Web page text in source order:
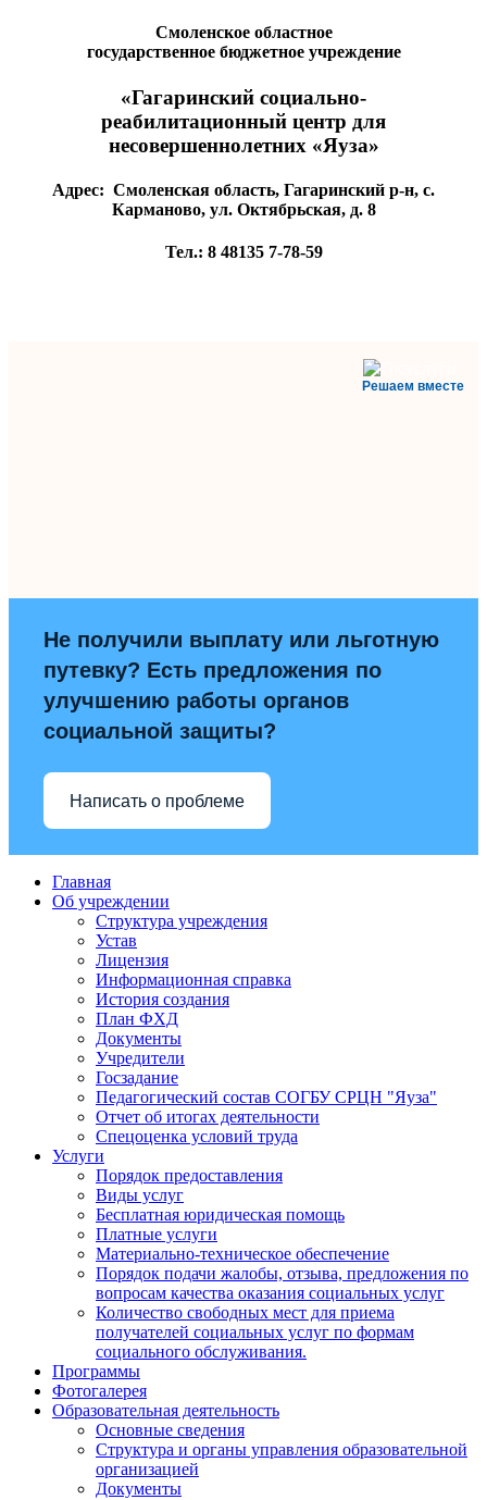
Смоленское областное
государственное бюджетное учреждение
«Гагаринский социально-
реабилитационный центр для
несовершеннолетних «Яуза»
Адрес: Смоленская область, Гагаринский р-н, с.
Карманово, ул. Октябрьская, д. 8
Тел.: 8 48135 7-78-59
Решаем вместе
Не получили выплату или льготную
путевку? Есть предложения по
улучшению работы органов
социальной защиты?
Написать о проблеме
Главная
Об учреждении
Структура учреждения
Устав
Лицензия
Информационная справка
История создания
План ФХД
Документы
Учредители
Госзадание
Педагогический состав СОГБУ СРЦН "Яуза"
Отчет об итогах деятельности
Спецоценка условий труда
Услуги
Порядок предоставления
Виды услуг
Бесплатная юридическая помощь
Платные услуги
Материально-техническое обеспечение
Порядок подачи жалобы, отзыва, предложения по
вопросам качества оказания социальных услуг
Количество свободных мест для приема
получателей социальных услуг по формам
социального обслуживания.
Программы
Фотогалерея
Образовательная деятельность
Основные сведения
Структура и органы управления образовательной
организацией
Документы